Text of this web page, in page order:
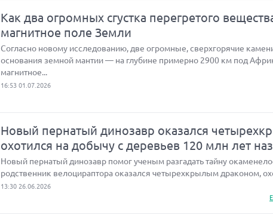
Как два огромных сгустка перегретого
магнитное поле Земли
Согласно новому исследованию, две огромные, сверхгорячие
основания земной мантии — на глубине примерно 2900 км под
магнитное...
16:53 01.07.2026
Новый пернатый динозавр оказался
охотился на добычу с деревьев 120 млн лет
Новый пернатый динозавр помог ученым разгадать тайну
родственник велоцираптора оказался четырехкрылым драконом,
13:30 26.06.2026